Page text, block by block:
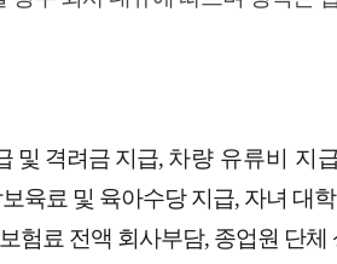
및 격려금 지급, 차량 유류비 지
육료 및 육아수당 지급, 자녀 대
험료 전액 회사부담, 종업원 단